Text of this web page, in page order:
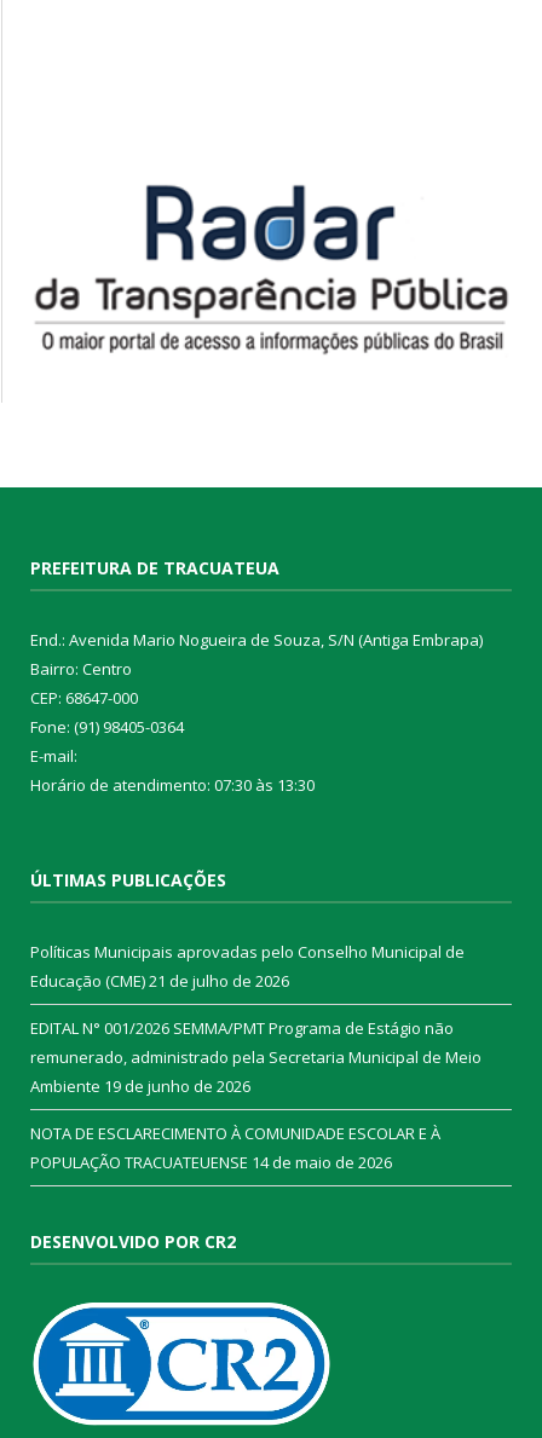
PREFEITURA DE TRACUATEUA
End.: Avenida Mario Nogueira de Souza, S/N (Antiga Embrapa)
Bairro: Centro
CEP: 68647-000
Fone: (91) 98405-0364
E-mail:
Horário de atendimento: 07:30 às 13:30
ÚLTIMAS PUBLICAÇÕES
Políticas Municipais aprovadas pelo Conselho Municipal de
Educação (CME)21 de julho de 2026
EDITAL N° 001/2026 SEMMA/PMT Programa de Estágio não
remunerado, administrado pela Secretaria Municipal de Meio
Ambiente 19 de junho de 2026
NOTA DE ESCLARECIMENTO À COMUNIDADE ESCOLAR E À
POPULAÇÃO TRACUATEUENSE 14 de maio de 2026
DESENVOLVIDO POR CR2